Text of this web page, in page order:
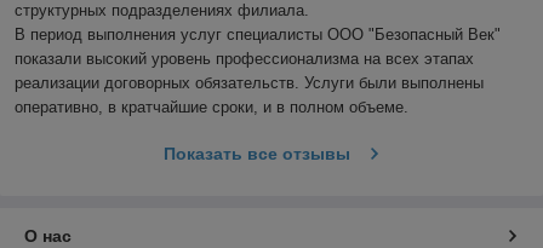
структурных подразделениях филиала.
В период выполнения услуг специалисты ООО "Безопасный Век"
показали высокий уровень профессионализма на всех этапах
реализации договорных обязательств. Услуги были выполнены
оперативно, в кратчайшие сроки, и в полном объеме.
Показать все отзывы
О нас